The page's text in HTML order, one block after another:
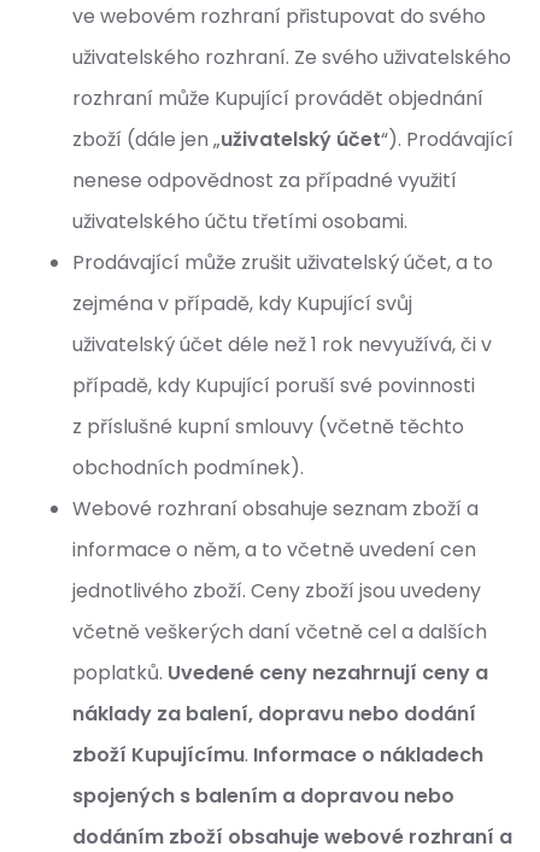
ve webovém rozhraní přistupovat do svého
uživatelského rozhraní. Ze svého uživatelského
rozhraní může Kupující provádět objednání
zboží (dále jen „uživatelský účet“). Prodávající
nenese odpovědnost za případné využití
uživatelského účtu třetími osobami.
Prodávající může zrušit uživatelský účet, a to
zejména v případě, kdy Kupující svůj
uživatelský účet déle než 1 rok nevyužívá, či v
případě, kdy Kupující poruší své povinnosti
z příslušné kupní smlouvy (včetně těchto
obchodních podmínek).
Webové rozhraní obsahuje seznam zboží a
informace o něm, a to včetně uvedení cen
jednotlivého zboží. Ceny zboží jsou uvedeny
včetně veškerých daní včetně cel a dalších
poplatků. Uvedené ceny nezahrnují ceny a
náklady za balení, dopravu nebo dodání
zboží Kupujícímu. Informace o nákladech
spojených s balením a dopravou nebo
dodáním zboží obsahuje webové rozhraní a